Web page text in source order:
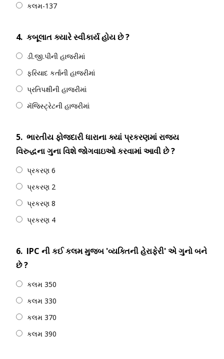
કલમ-137
4. કબૂલાત ક્યારે સ્વીકાર્ય હોય છે ?
ડી.જી.પીની હાજરીમાં
ફરિયાદ કર્તાની હાજરીમાં
પ્રતિપક્ષીની હાજરીમાં
મૅજિસ્ટ્રેટની હાજરીમાં
5. ભારતીય ફોજદારી ધારાના ક્યાં પ્રકરણમાં રાજ્ય
વિરુદ્ધના ગુના વિશે જોગવાઇઓ કરવામાં આવી છે ?
પ્રકરણ 6
પ્રકરણ 2
પ્રકરણ 8
પ્રકરણ 4
6. IPC ની કઈ કલમ મુજબ 'વ્યક્તિની હેરાફેરી' એ ગુનો બને
છે ?
કલમ 350
કલમ 330
કલમ 370
કલમ 390